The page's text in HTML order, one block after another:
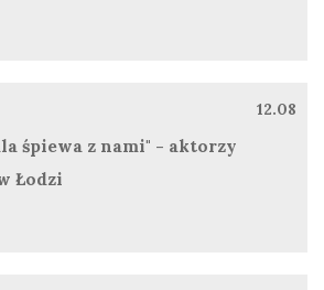
śpiewa z nami" - aktorzy
Łodzi
12.08